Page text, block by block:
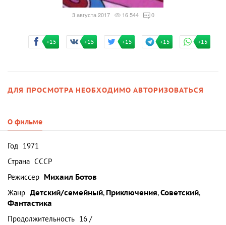
3 августа 2017 16 544 0
+15 +15 +15 +15 +15
ДЛЯ ПРОСМОТРА НЕОБХОДИМО АВТОРИЗОВАТЬСЯ
О фильме
Год 1971
Страна СССР
Режиссер Михаил Ботов
Жанр Детский/семейный, Приключения,Советский,
Фантастика
Продолжительность 16 /